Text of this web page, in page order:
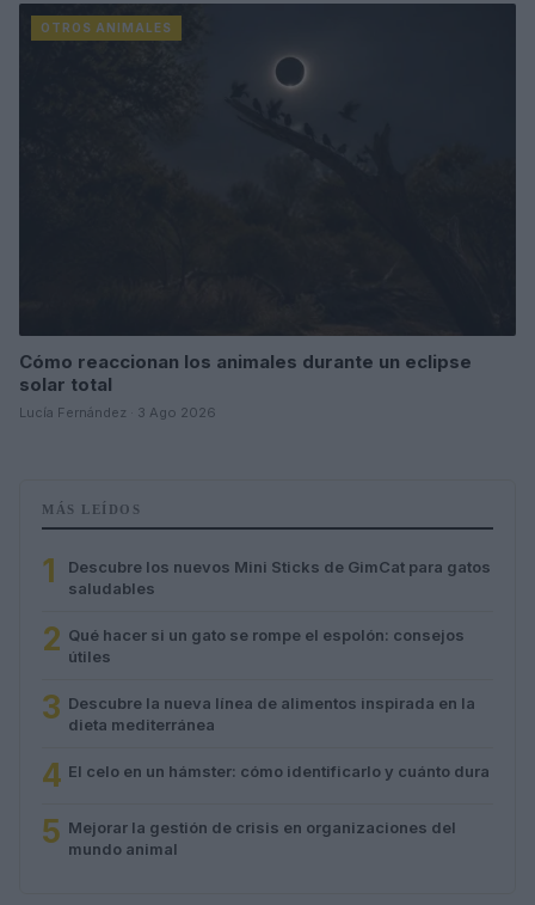
OTROS ANIMALES
Cómo reaccionan los animales durante un eclipse
solar total
Lucía Fernández · 3 Ago 2026
MÁS LEÍDOS
1
Descubre los nuevos Mini Sticks de GimCat para gatos
saludables
2 Qué hacer si un gato se rompe el espolón: consejos
útiles
3 Descubre la nueva línea de alimentos inspirada en la
dieta mediterránea
4 El celo en un hámster: cómo identificarlo y cuánto dura
5 Mejorar la gestión de crisis en organizaciones del
mundo animal